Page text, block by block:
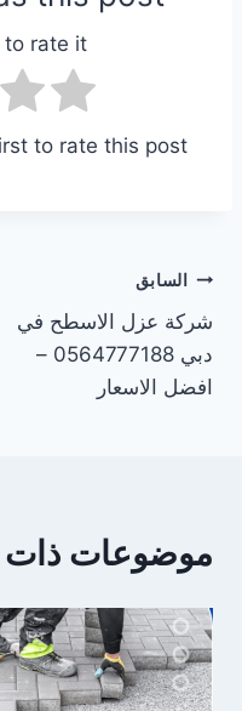
rate it!
to rate this post.
تصفّح
المقالات
السابق
شركة عزل الاسطح في
دبي 0564777188 –
افضل الاسعار
موضوعات